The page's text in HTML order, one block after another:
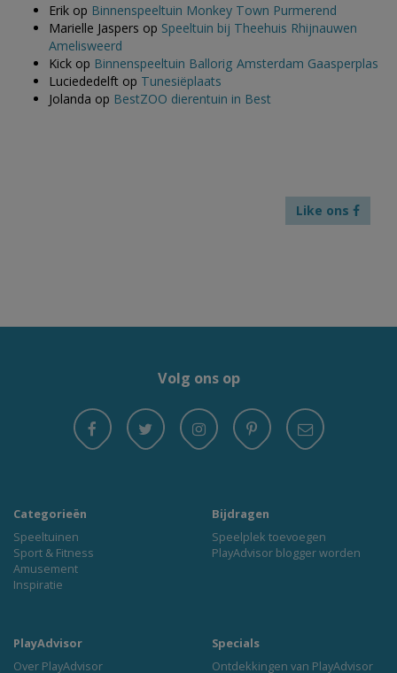
Erik op Binnenspeeltuin Monkey Town Purmerend
Marielle Jaspers op Speeltuin bij Theehuis Rhijnauwen
Amelisweerd
Kick op Binnenspeeltuin Ballorig Amsterdam Gaasperplas
Luciededelft op Tunesiëplaats
Jolanda op BestZOO dierentuin in Best
Like ons
Volg ons op
Categorieën
Speeltuinen
Sport & Fitness
Amusement
Inspiratie
Bijdragen
Speelplek toevoegen
PlayAdvisor blogger worden
PlayAdvisor
Over PlayAdvisor
Specials
Ontdekkingen van PlayAdvisor